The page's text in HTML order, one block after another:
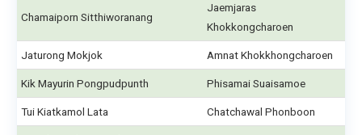
Chamaiporn Sitthiworanang
Jaemjaras
Khokkongcharoen
Jaturong Mokjok Amnat Khokkhongcharoen
Kik Mayurin Pongpudpunth Phisamai Suaisamoe
Tui Kiatkamol Lata Chatchawal Phonboon